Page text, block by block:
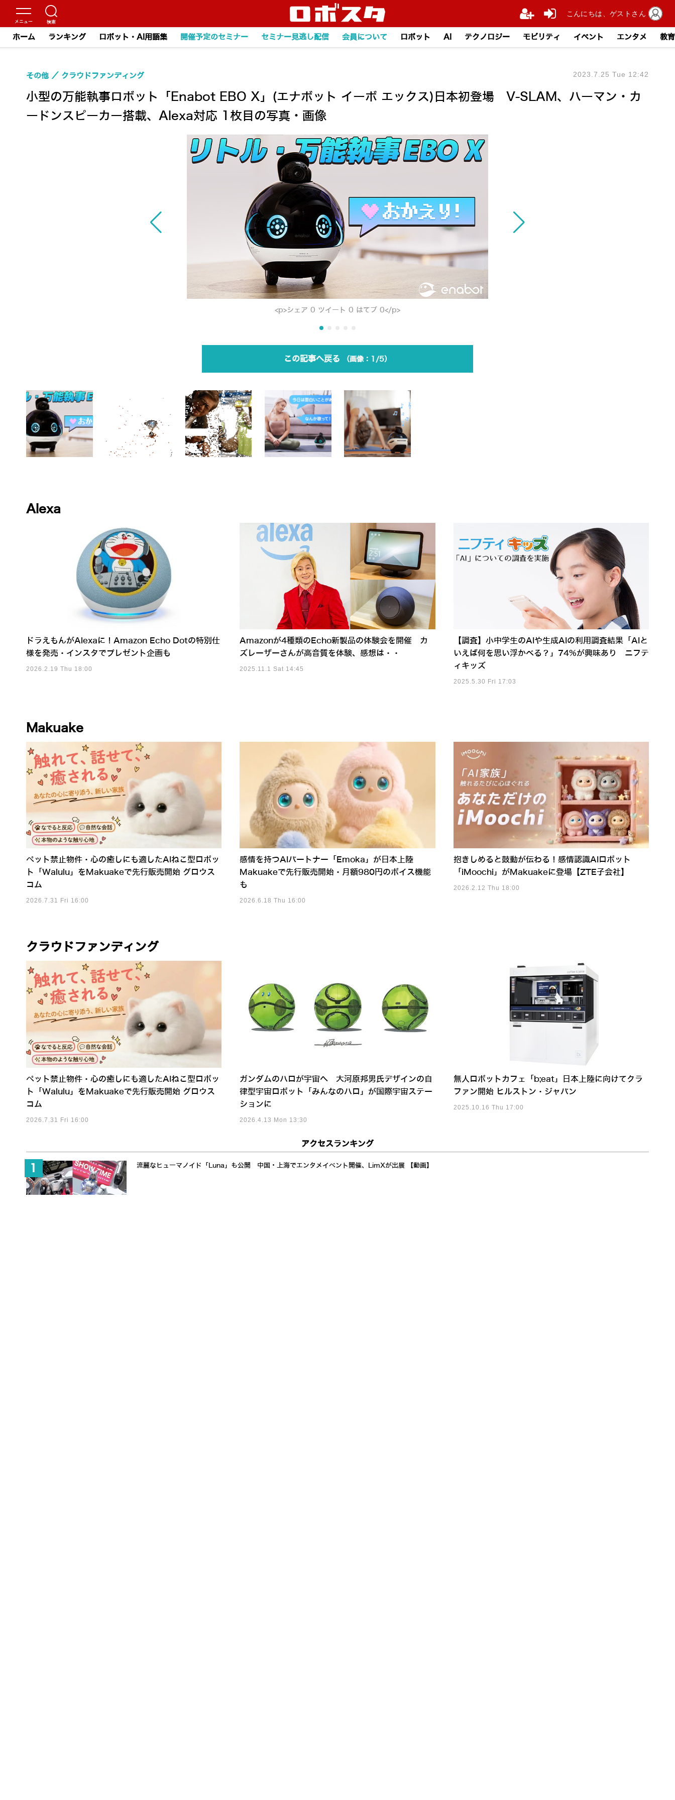
ホーム ランキング ロボット・AI用語集 開催予定のセミナー セミナー見逃し配信 会員について ロボット AI テクノロジー モビリティ イベント エンタメ 教育
小型の万能執事ロボット「Enabot EBO X」(エナボット イーボ エックス)日本初登場 V-SLAM、ハーマン・カ
ードンスピーカー搭載、Alexa対応 1枚目の写真・画像
その他 クラウドファンディング 2023.7.25 Tue 12:42
<p>シェア 0 ツイート 0 はてブ 0</p>
この記事へ戻る 1/5
Alexa
ドラえもんがAlexaに！Amazon Echo Dotの特別仕
様を発売・インスタでプレゼント企画も
2026.2.19 Thu 18:00
Amazonが4種類のEcho新製品の体験会を開催 カ
ズレーザーさんが高音質を体験、感想は・・
2025.11.1 Sat 14:45
【調査】小中学生のAIや生成AIの利用調査結果「AIと
いえば何を思い浮かべる？」74%が興味あり ニフテ
ィキッズ
2025.5.30 Fri 17:03
Makuake
ペット禁止物件・心の癒しにも適したAIねこ型ロボッ
ト「Walulu」をMakuakeで先行販売開始 グロウス
コム
2026.7.31 Fri 16:00
感情を持つAIパートナー「Emoka」が日本上陸
Makuakeで先行販売開始・月額980円のボイス機能
も
2026.6.18 Thu 16:00
抱きしめると鼓動が伝わる！感情認識AIロボット
「iMoochi」がMakuakeに登場【ZTE子会社】
2026.2.12 Thu 18:00
クラウドファンディング
ペット禁止物件・心の癒しにも適したAIねこ型ロボッ
ト「Walulu」をMakuakeで先行販売開始 グロウス
コム
2026.7.31 Fri 16:00
ガンダムのハロが宇宙へ 大河原邦男氏デザインの自
律型宇宙ロボット「みんなのハロ」が国際宇宙ステー
ションに
2026.4.13 Mon 13:30
無人ロボットカフェ「b;eat」日本上陸に向けてクラ
ファン開始 ヒルストン・ジャパン
2025.10.16 Thu 17:00
アクセスランキング
流麗なヒューマノイド「Luna」も公開 中国・上海でエンタメイベント開催、LimXが出展 【動画】
こんにちは、ゲストさん